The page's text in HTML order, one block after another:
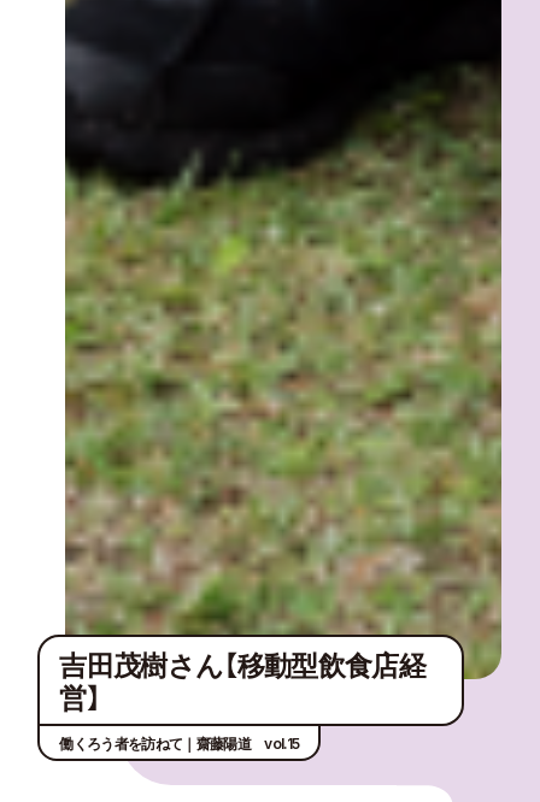
吉田茂樹さん【移動型飲食店経
営】
働くろう者を訪ねて｜齋藤陽道 vol.15